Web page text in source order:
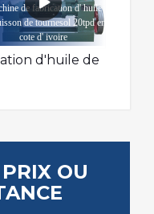
de fabrication d' huile
de tournesol 20tpd en
cote d' ivoire
d'huile de
OU